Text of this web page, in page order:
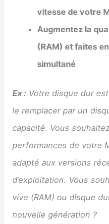
vitesse de votre
Augmentez la
(RAM) et faites
simultané
Ex : Votre disque dur
le remplacer par un
capacité. Vous
performances de votre
adapté aux versions
d’exploitation. Vous
vive (RAM) ou disque
nouvelle génération ?